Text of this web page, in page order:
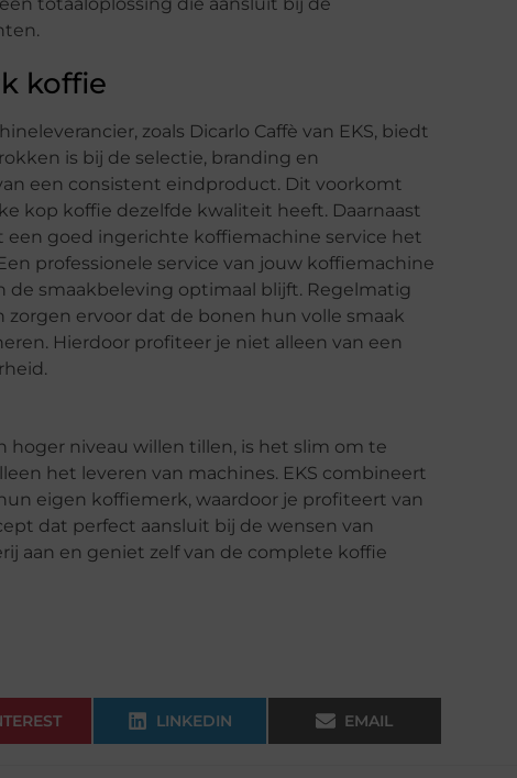
koffie
zoals Dicarlo Caffè van EKS, biedt
is bij de selectie, branding en
een consistent eindproduct. Dit voorkomt
kop koffie dezelfde kwaliteit heeft. Daarnaast
goed ingerichte koffiemachine service het
professionele service van jouw koffiemachine
smaakbeleving optimaal blijft. Regelmatig
ervoor dat de bonen hun volle smaak
Hierdoor profiteer je niet alleen van een
hoger niveau willen tillen, is het slim om te
het leveren van machines. EKS combineert
eigen koffiemerk, waardoor je profiteert van
dat perfect aansluit bij de wensen van
aan en geniet zelf van de complete koffie
LINKEDIN EMAIL